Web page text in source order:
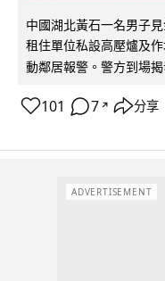
中國湖北黃石一名男子
租住單位私設高壓爐及
動鄰居報警。警方到場
101 7 ↗ 分享
ADVERTISEMENT